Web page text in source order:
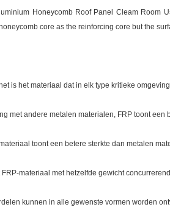
Honeycomb Roof Panel Cleam Room
core as the reinforcing core but the
is het materiaal dat in elk type kritieke
met andere metalen materialen, FRP toont een
toont een betere sterkte dan metalen
materiaal met hetzelfde gewicht
kunnen in alle gewenste vormen worden